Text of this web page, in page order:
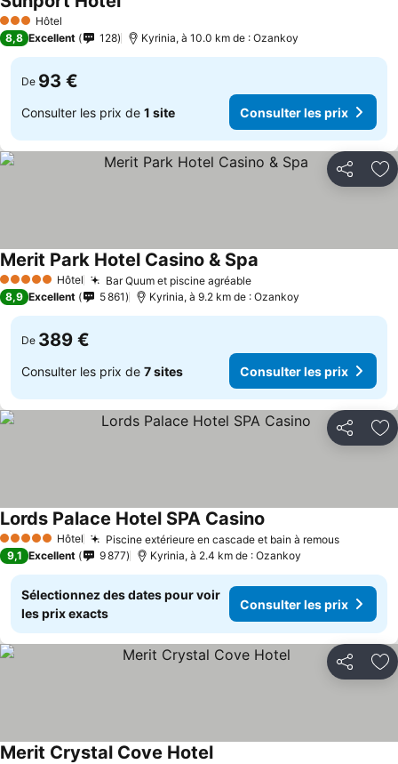
3 ÉtoilesHôtel
8,8 Excellent 128 Kyrinia, à 10.0 km de : Ozankoy
De 93 €
Consulter les prix de 1 site Consulter les prix
Partager
5 Étoiles Hôtel Bar Quum et piscine agréable
Merit Park Hotel Casino & Spa
8,9 Excellent 5 861 Kyrinia, à 9.2 km de : Ozankoy
De 389 €
Consulter les prix de 7 sites Consulter les prix
Partager
5 Étoiles Hôtel Piscine extérieure en cascade et bain à remous
Lords Palace Hotel SPA Casino
9,1 Excellent 9 877 Kyrinia, à 2.4 km de : Ozankoy
Sélectionnez des dates pour voir
les prix exacts
Consulter les prix
Partager
Merit Crystal Cove Hotel